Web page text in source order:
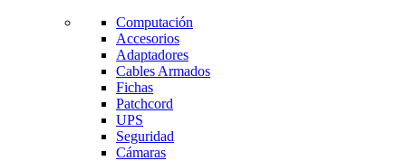
Computación
Accesorios
Adaptadores
Cables Armados
Fichas
Patchcord
UPS
Seguridad
Cámaras